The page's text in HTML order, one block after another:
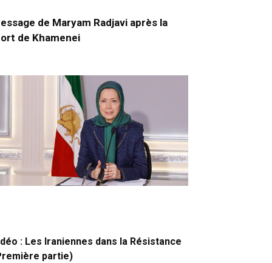
de Maryam Radjavi après la
de Khamenei
: Les Iraniennes dans la Résistance
partie)